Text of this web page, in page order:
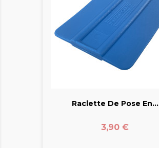
Raclette De Pose En...
Prix
3,90 €